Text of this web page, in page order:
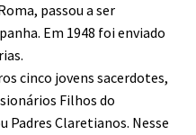
passou a ser
Em 1948 foi enviado
cinco jovens sacerdotes,
Filhos do
Padres Claretianos. Nesse